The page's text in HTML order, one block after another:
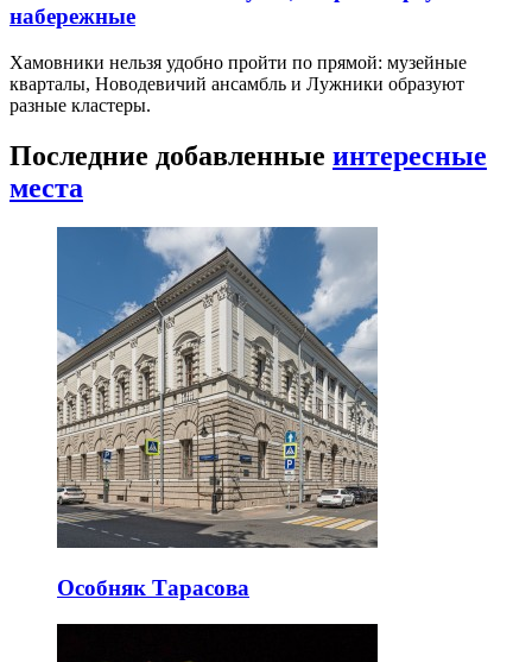
набережные
Хамовники нельзя удобно пройти по прямой: музейные
кварталы, Новодевичий ансамбль и Лужники образуют
разные кластеры.
Последние добавленные интересные
места
Особняк Тарасова